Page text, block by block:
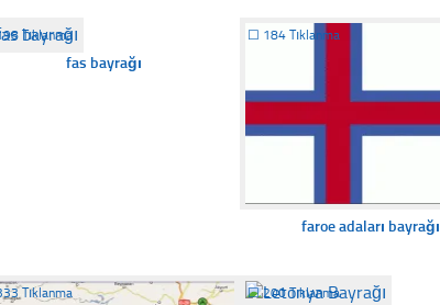
Tıklanma
fas bayrağı
☐ 184 Tıklanma
faroe adaları bayrağı
Tıklanma ☐200 Tıklanma